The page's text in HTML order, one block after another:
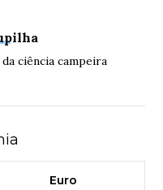
ciência campeira
Euro